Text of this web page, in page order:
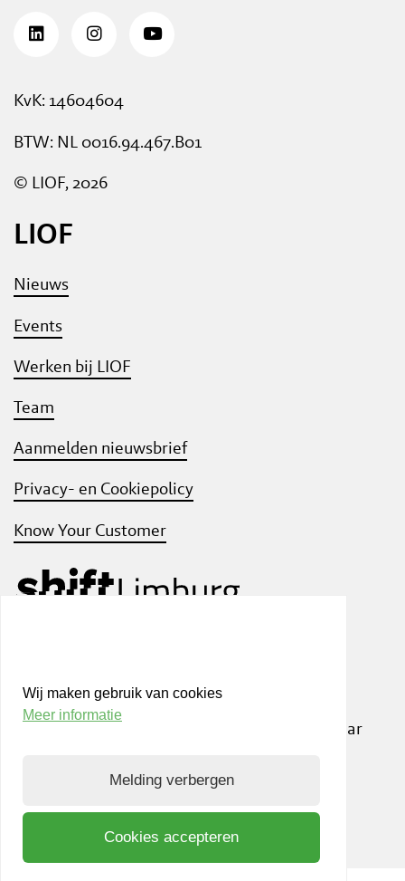
Wij maken gebruik van cookies
Meer informatie
Melding verbergen
Cookies accepteren
KvK: 14604604
BTW: NL 0016.94.467.B01
© LIOF, 2026
LIOF
Nieuws
Events
Werken bij LIOF
Team
Aanmelden nieuwsbrief
Privacy- en Cookiepolicy
Know Your Customer
kennisinstellingen en netwerkpartners elkaar
inspireren om samen te innoveren. Op weg naar